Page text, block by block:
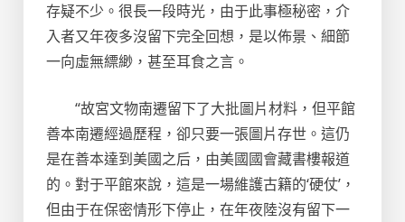
存疑不少。很長一段時光，由于此事極秘密，介
入者又年夜多沒留下完全回想，是以佈景、細節
一向虛無縹緲，甚至耳食之言。
“故宮文物南遷留下了大批圖片材料，但平館
善本南遷經過歷程，卻只要一張圖片存世。這仍
是在善本達到美國之后，由美國國會藏書樓報道
的。對于平館來說，這是一場維護古籍的‘硬仗’，
但由于在保密情形下停止，在年夜陸沒有留下一